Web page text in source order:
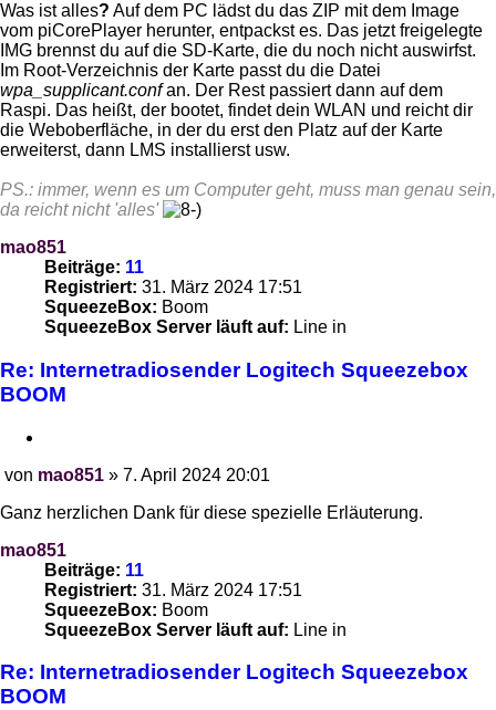
Was ist alles? Auf dem PC lädst du das ZIP mit dem Image
vom piCorePlayer herunter, entpackst es. Das jetzt freigelegte
IMG brennst du auf die SD-Karte, die du noch nicht auswirfst.
Im Root-Verzeichnis der Karte passt du die Datei
wpa_supplicant.confan. Der Rest passiert dann auf dem
Raspi. Das heißt, der bootet, findet dein WLAN und reicht dir
die Weboberfläche, in der du erst den Platz auf der Karte
erweiterst, dann LMS installierst usw.
PS.: immer, wenn es um Computer geht, muss man genau sein,
da reicht nicht 'alles'
mao851
Beiträge: 11
Registriert: 31. März 2024 17:51
SqueezeBox: Boom
SqueezeBox Server läuft auf: Line in
Re: Internetradiosender Logitech Squeezebox
BOOM
von mao851 » 7. April 2024 20:01
Ganz herzlichen Dank für diese spezielle Erläuterung.
mao851
Beiträge: 11
Registriert: 31. März 2024 17:51
SqueezeBox: Boom
SqueezeBox Server läuft auf: Line in
Re: Internetradiosender Logitech Squeezebox
BOOM